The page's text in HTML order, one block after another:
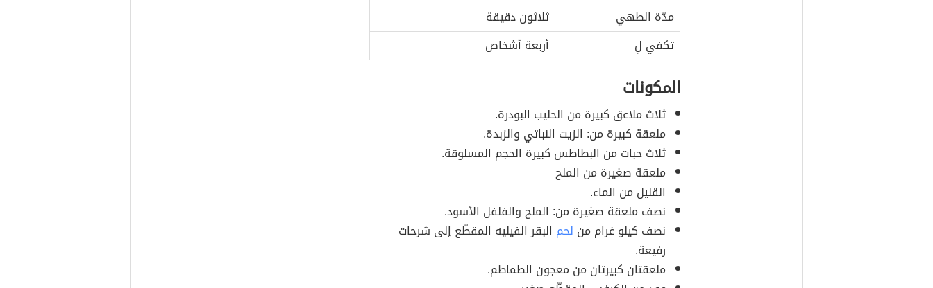
مدّة الطهي
ثلاثون دقيقة
تكفي لِ
أربعة أشخاص
المكونات
ثلاث ملاعق كبيرة من الحليب البودرة.
ملعقة كبيرة من: الزيت النباتي والزبدة.
ثلاث حبات من البطاطس كبيرة الحجم المسلوقة.
ملعقة صغيرة من الملح
القليل من الماء.
نصف ملعقة صغيرة من: الملح والفلفل الأسود.
نصف كيلو غرام من لحم البقر الفيليه المقطّع إلى شرحات
رفيعة.
ملعقتان كبيرتان من معجون الطماطم.